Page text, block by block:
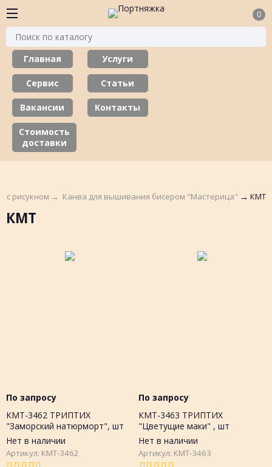
0
Главная Услуги
Сервис Статьи
Вакансии Контакты
Стоимость
доставки
с рисукном → Канва для вышивания бисером "Мастерица" → КМТ
КМТ
По запросу
КМТ-3462 ТРИПТИХ
"Заморский натюрморт", шт
Нет в наличии
Артикул: КМТ-3462
По запросу
КМТ-3463 ТРИПТИХ
"Цветущие маки" , шт
Нет в наличии
Артикул: КМТ-3463